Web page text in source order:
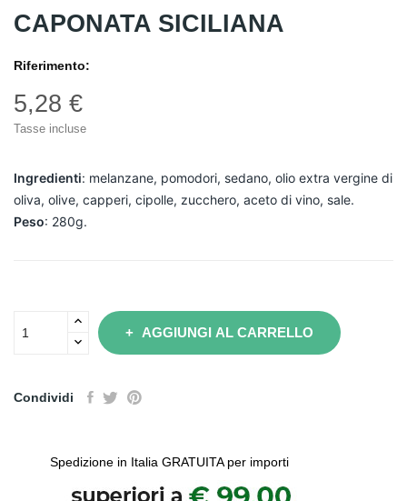
CAPONATA SICILIANA
Riferimento:
5,28 €
Tasse incluse
Ingredienti: melanzane, pomodori, sedano, olio extra vergine di
oliva, olive, capperi, cipolle, zucchero, aceto di vino, sale.
Peso: 280g.
AGGIUNGI AL CARRELLO
Condividi
Spedizione in Italia GRATUITA per importi